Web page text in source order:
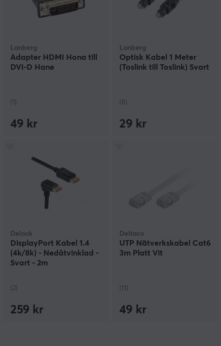
Lanberg
Adapter HDMI Hona till
DVI-D Hane
(1)
49 kr
Lanberg
Optisk Kabel 1 Meter
(Toslink till Toslink) Svart
(8)
29 kr
Delock
DisplayPort Kabel 1.4
(4k/8k) - Nedåtvinklad -
Svart - 2m
(2)
259 kr
Deltaco
UTP Nätverkskabel Cat6
3m Platt Vit
(11)
49 kr